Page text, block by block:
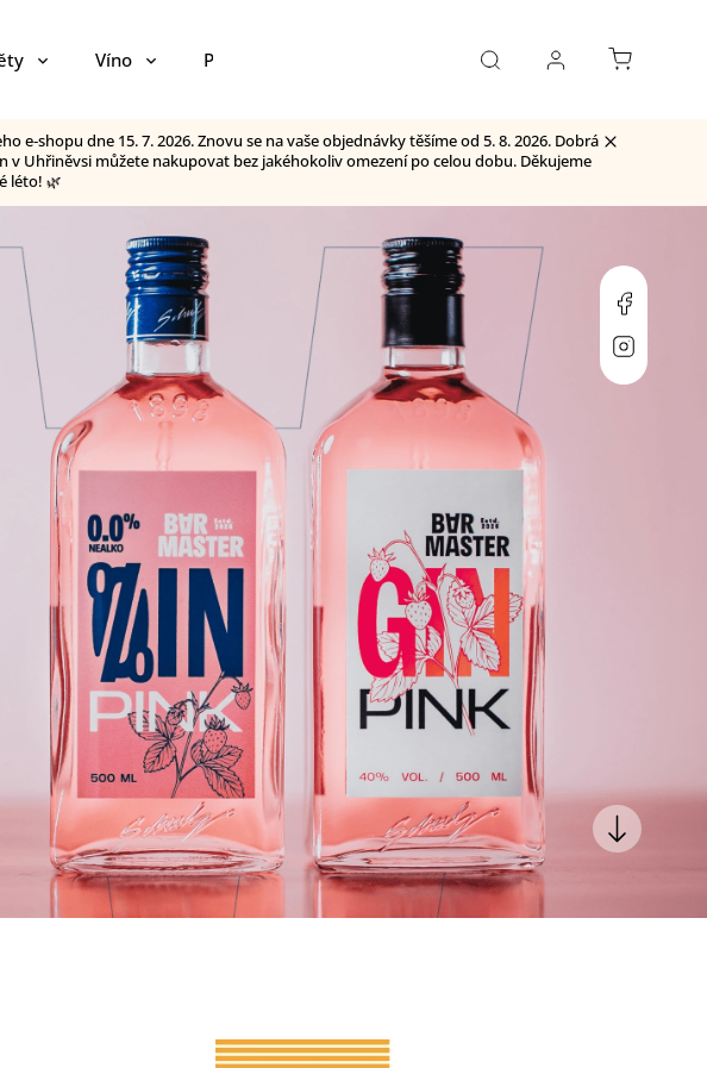
Víno Pivo
dne 15. 7. 2026. Znovu se na vaše objednávky těšíme od 5. 8. 2026. Dobrá
v Uhřiněvsi můžete nakupovat bez jakéhokoliv omezení po celou dobu. Děkujeme
léto! 🌿